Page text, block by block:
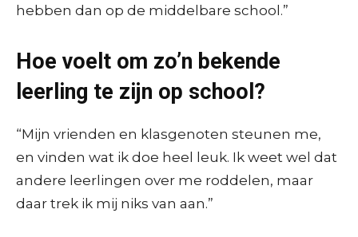
hebben dan op de middelbare school.”
Hoe voelt om zo’n bekende
leerling te zijn op school?
“Mijn vrienden en klasgenoten steunen me,
en vinden wat ik doe heel leuk. Ik weet wel dat
andere leerlingen over me roddelen, maar
daar trek ik mij niks van aan.”